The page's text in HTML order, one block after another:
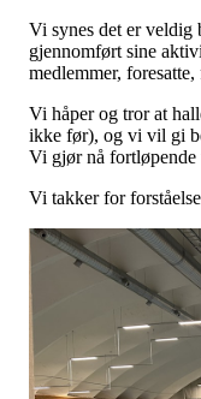
Vi synes det er veldig
gjennomført sine
medlemmer,
Vi håper og tror at
ikke før), og vi vil gi
Vi gjør nå fortløpende
Vi takker for